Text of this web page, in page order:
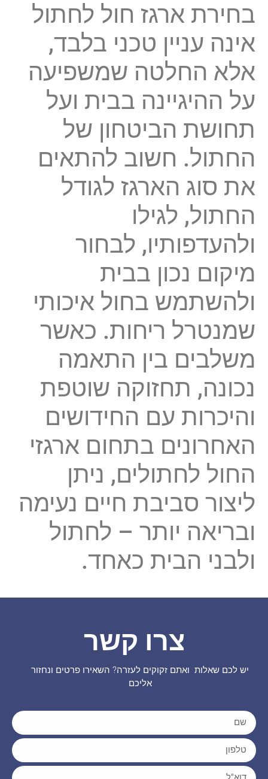
בחירת ארגז חול לחתול
אינה עניין טכני בלבד,
אלא החלטה שמשפיעה
על ההיגיינה בבית ועל
תחושת הביטחון של
החתול. חשוב להתאים
את סוג הארגז לגודל
החתול, לגילו
ולהעדפותיו, לבחור
מיקום נכון בבית
ולהשתמש בחול איכותי
שמנטרל ריחות. כאשר
משלבים בין התאמה
נכונה, תחזוקה שוטפת
והיכרות עם החידושים
האחרונים בתחום ארגזי
החול לחתולים, ניתן
ליצור סביבת חיים נעימה
ובריאה יותר – לחתול
ולבני הבית כאחד.
צרו קשר
יש לכם שאלות ואתם זקוקים לעזרה? השאירו פרטים ונחזור
אליכם